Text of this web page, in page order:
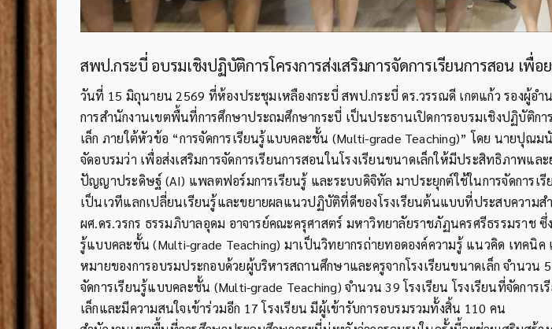
สพป.กระบี่ อบรมเชิงปฏิบัติการโครงการส่งเสริมการจัดการเรียนการสอน เพื่
วันที่ 15 มิถุนายน 2569 ที่ห้องประชุมเหลืองกระบี่ สพป.กระบี่ ดร.วรรณดี เกตแก้ว รองผู้อ
การสำนักงานเขตพื้นที่การศึกษาประถมศึกษากระบี่ เป็นประธานเปิดการอบรมเชิงปฏิบัติกา
เล็ก ภายใต้หัวข้อ “การจัดการเรียนรู้แบบคละชั้น (Multi-grade Teaching)” โดย นายปุณม
จัดอบรมว่า เพื่อส่งเสริมการจัดการเรียนการสอนในโรงเรียนขนาดเล็กให้มีประสิทธิภาพแ
ปัญญาประดิษฐ์ (AI) แพลตฟอร์มการเรียนรู้ และระบบดิจิทัล มาประยุกต์ใช้ในการจัดการเรี
เป็นเวทีแลกเปลี่ยนเรียนรู้และขยายผลแนวปฏิบัติที่ดีของโรงเรียนต้นแบบที่ประสบความส
ผศ.ดร.วรกร ธรรมภิบาลอุดม อาจารย์คณะครุศาสตร์ มหาวิทยาลัยราชภัฏนครศรีธรรมราช
รู้แบบคละชั้น (Multi-grade Teaching) มาเป็นวิทยากรถ่ายทอดองค์ความรู้ แนวคิด เทคนิค
หมายของการอบรมประกอบด้วยผู้บริหารสถานศึกษาและครูจากโรงเรียนขนาดเล็ก จำนวน
จัดการเรียนรู้แบบคละชั้น (Multi-grade Teaching) จำนวน 39 โรงเรียน โรงเรียนที่จัดกา
เล็กและมีความสนใจเข้าร่วมอีก 17 โรงเรียน มีผู้เข้ารับการอบรมรวมทั้งสิ้น 110 คน